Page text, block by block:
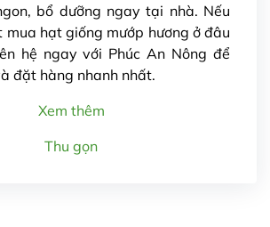
bổ dưỡng ngay tại nhà. Nếu
mua hạt giống mướp hương ở đâu
hệ ngay với Phúc An Nông để
đặt hàng nhanh nhất.
Xem thêm
Thu gọn